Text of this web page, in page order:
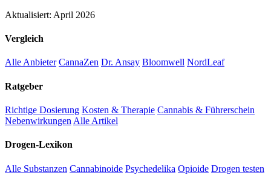
Aktualisiert: April 2026
Vergleich
Alle Anbieter CannaZen Dr. Ansay Bloomwell NordLeaf
Ratgeber
Richtige Dosierung Kosten & Therapie Cannabis & Führerschein
Nebenwirkungen Alle Artikel
Drogen-Lexikon
Alle Substanzen Cannabinoide Psychedelika Opioide Drogen testen